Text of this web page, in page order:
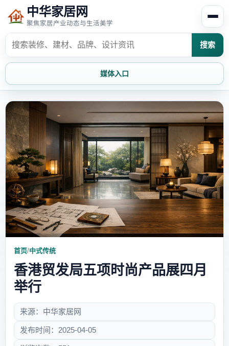
中华家居网
聚焦家居产业动态与生活美学
搜索
媒体入口
首页
家居风水 家居欣赏
时尚饰家 装修设计
家具知识 家居文化
家装攻略 创意家居
首页/中式传统
香港贸发局五项时尚产品展四月
举行
来源：中华家居网
发布时间：2025-04-05